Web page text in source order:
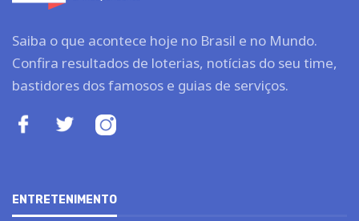
Saiba o que acontece hoje no Brasil e no Mundo.
Confira resultados de loterias, notícias do seu time,
bastidores dos famosos e guias de serviços.
ENTRETENIMENTO